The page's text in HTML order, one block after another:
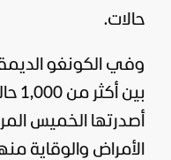
حالات.
أصدرتها الخميس
الأمراض والوقاية